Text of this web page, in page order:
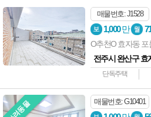
매물번호: J1528
1,000만
전주시 완산구 효
단독주택
반려동물 매물번호: G10401
상호명 : 전주사랑방부동산 ┃ 대표자 :
05-01907 ┃
주소: 전주시 완산구 중화산동2가 735-7
2023-00001
전화 : 063-227-1117 ┃ 팩스 : 063-224-
mail : junkil3216@naver.com
Copyright ⓒ 전주원룸사랑방 All Rights